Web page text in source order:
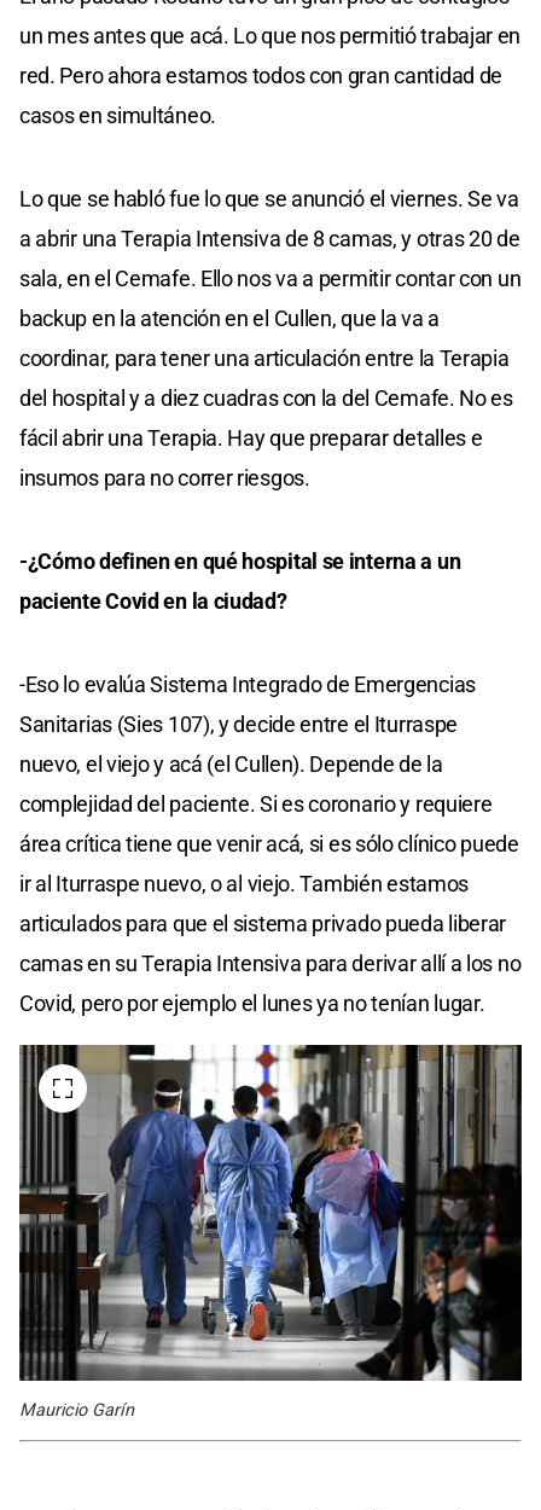
un mes antes que acá. Lo que nos permitió trabajar en
red. Pero ahora estamos todos con gran cantidad de
casos en simultáneo.
Lo que se habló fue lo que se anunció el viernes. Se va
a abrir una Terapia Intensiva de 8 camas, y otras 20 de
sala, en el Cemafe. Ello nos va a permitir contar con un
backup en la atención en el Cullen, que la va a
coordinar, para tener una articulación entre la Terapia
del hospital y a diez cuadras con la del Cemafe. No es
fácil abrir una Terapia. Hay que preparar detalles e
insumos para no correr riesgos.
-¿Cómo definen en qué hospital se interna a un
paciente Covid en la ciudad?
-Eso lo evalúa Sistema Integrado de Emergencias
Sanitarias (Sies 107), y decide entre el Iturraspe
nuevo, el viejo y acá (el Cullen). Depende de la
complejidad del paciente. Si es coronario y requiere
área crítica tiene que venir acá, si es sólo clínico puede
ir al Iturraspe nuevo, o al viejo. También estamos
articulados para que el sistema privado pueda liberar
camas en su Terapia Intensiva para derivar allí a los no
Covid, pero por ejemplo el lunes ya no tenían lugar.
Mauricio Garín